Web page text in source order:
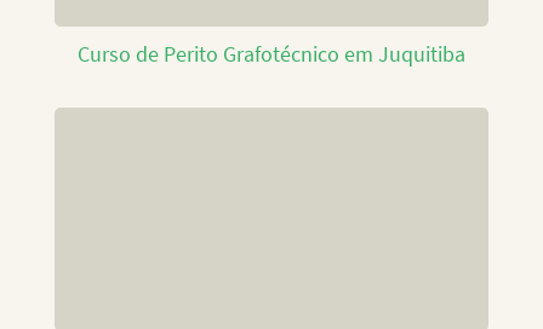
Curso de Perito Grafotécnico em Juquitiba